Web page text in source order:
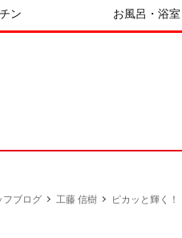
ン お風呂・浴室
フブログ 工藤 信樹 ピカッと輝く！